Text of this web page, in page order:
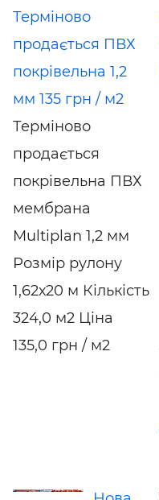
Терміново
продається ПВХ
покрівельна 1,2
мм 135 грн / м2
Терміново
продається
покрівельна ПВХ
мембрана
Multiplan 1,2 мм
Розмір рулону
1,62х20 м Кількість
324,0 м2 Ціна
135,0 грн / м2